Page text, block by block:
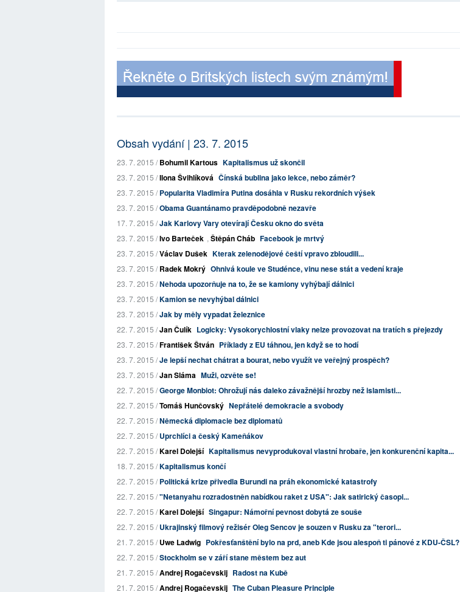
Obsah vydání | 23. 7. 2015
23. 7. 2015 /Bohumil Kartous Kapitalismus už skončil
23. 7. 2015 /Ilona Švihlíková Čínská bublina jako lekce, nebo záměr?
23. 7. 2015 /Popularita Vladimíra Putina dosáhla v Rusku rekordních výšek
23. 7. 2015 /Obama Guantánamo pravděpodobně nezavře
17. 7. 2015 /Jak Karlovy Vary otevírají Česku okno do světa
23. 7. 2015 /Ivo Barteček , Štěpán Cháb Facebook je mrtvý
23. 7. 2015 /Václav Dušek Kterak zelenodějové čeští vpravo zbloudili...
23. 7. 2015 /Radek Mokrý Ohnivá koule ve Studénce, vinu nese stát a vedení kraje
23. 7. 2015 /Nehoda upozorňuje na to, že se kamiony vyhýbají dálnici
23. 7. 2015 /Kamion se nevyhýbal dálnici
23. 7. 2015 /Jak by měly vypadat železnice
22. 7. 2015 /Jan Čulík Logicky: Vysokorychlostní vlaky nelze provozovat na tratích s přejezdy
23. 7. 2015 /František Štván Příklady z EU táhnou, jen když se to hodí
23. 7. 2015 /Je lepší nechat chátrat a bourat, nebo využít ve veřejný prospěch?
23. 7. 2015 /Jan Sláma Muži, ozvěte se!
22. 7. 2015 /George Monbiot: Ohrožují nás daleko závažnější hrozby než islamisti...
22. 7. 2015 /Tomáš Hunčovský Nepřátelé demokracie a svobody
22. 7. 2015 /Německá diplomacie bez diplomatů
22. 7. 2015 /Uprchlíci a český Kameňákov
22. 7. 2015 /Karel Dolejší Kapitalismus nevyprodukoval vlastní hrobaře, jen konkurenční kapita...
18. 7. 2015 /Kapitalismus končí
22. 7. 2015 /Politická krize přivedla Burundi na práh ekonomické katastrofy
22. 7. 2015 /"Netanyahu rozradostněn nabídkou raket z USA": Jak satirický časopi...
22. 7. 2015 /Karel Dolejší Singapur: Námořní pevnost dobytá ze souše
22. 7. 2015 /Ukrajinský filmový režisér Oleg Sencov je souzen v Rusku za "terori...
21. 7. 2015 /Uwe Ladwig Pokřesťanštění bylo na prd, aneb Kde jsou alespoň ti pánové z KDU-ČSL?
22. 7. 2015 /Stockholm se v září stane městem bez aut
21. 7. 2015 /Andrej Rogačevskij Radost na Kubě
21. 7. 2015 /Andrej Rogačevskij The Cuban Pleasure Principle